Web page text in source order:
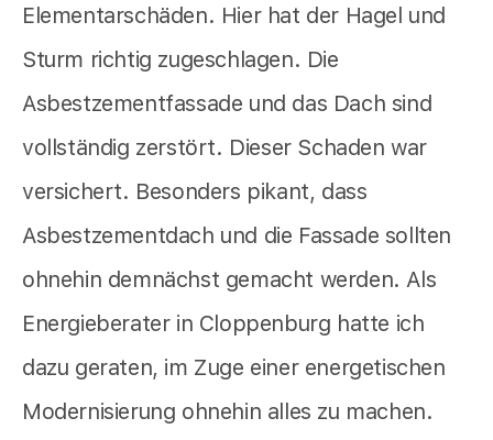
Elementarschäden. Hier hat der Hagel und
Sturm richtig zugeschlagen. Die
Asbestzementfassade und das Dach sind
vollständig zerstört. Dieser Schaden war
versichert. Besonders pikant, dass
Asbestzementdach und die Fassade sollten
ohnehin demnächst gemacht werden. Als
Energieberater in Cloppenburg hatte ich
dazu geraten, im Zuge einer energetischen
Modernisierung ohnehin alles zu machen.